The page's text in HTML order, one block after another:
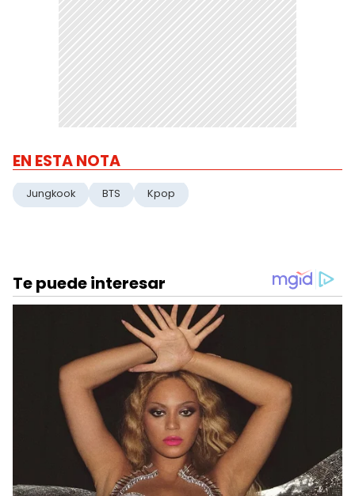
EN ESTA NOTA
Jungkook BTS Kpop